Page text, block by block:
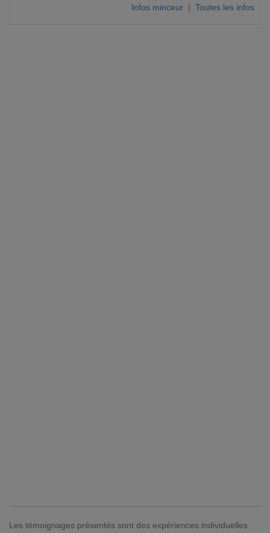
Infos minceur | Toutes les infos
Les témoignages présentés sont des expériences individuelles